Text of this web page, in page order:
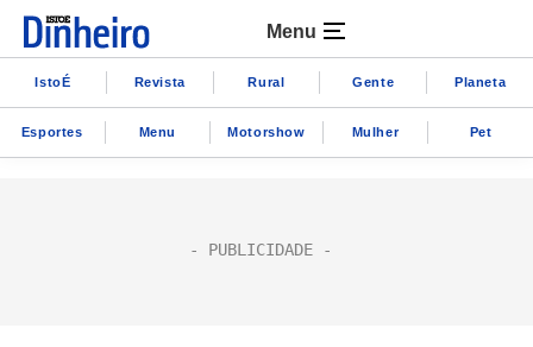
Menu
IstoÉ Revista Rural Gente Planeta
Esportes Menu Motorshow Mulher Pet